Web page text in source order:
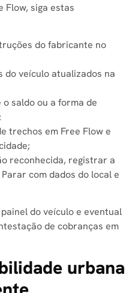
siga estas
do fabricante no
do veículo atualizados na
saldo ou a forma de
trechos em Free Flow e
reconhecida, registrar a
com dados do local e
do veículo e eventual
de cobranças em
urbana